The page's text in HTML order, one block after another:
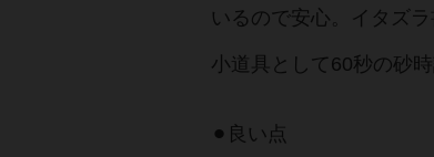
いるので安心。イタズ
小道具として60秒の砂
⚫︎良い点